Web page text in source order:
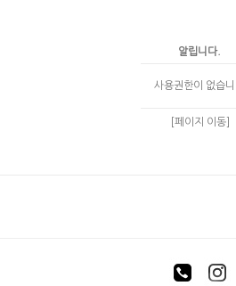
알립니다.
사용권한이 없습
[페이지 이동]